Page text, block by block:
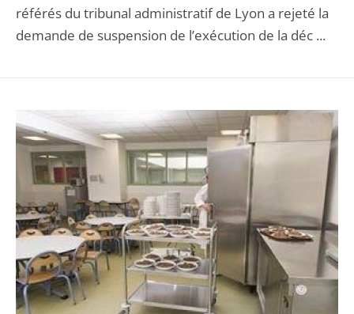
référés du tribunal administratif de Lyon a rejeté la
demande de suspension de l’exécution de la déc ...